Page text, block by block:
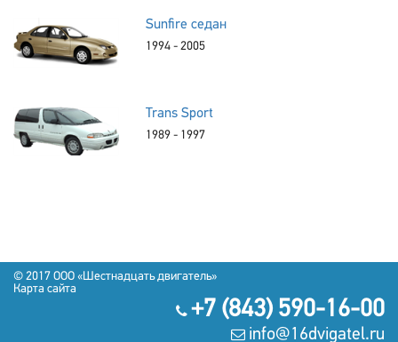
Sunfire седан
1994 - 2005
Trans Sport
1989 - 1997
© 2017 OOO «Шестнадцать двигатель»
Карта сайта
+7 (843) 590-16-00
info@16dvigatel.ru